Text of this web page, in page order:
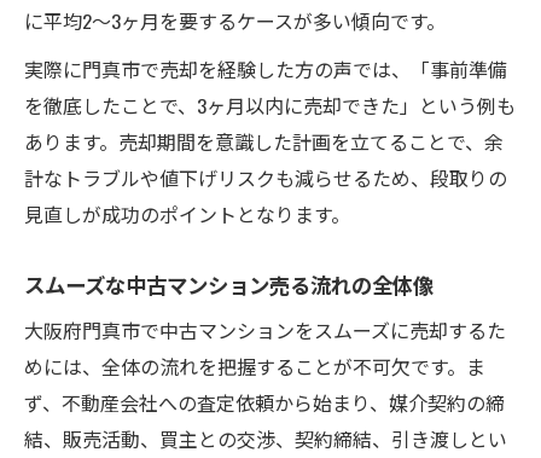
に平均2〜3ヶ月を要するケースが多い傾向です。
実際に門真市で売却を経験した方の声では、「事前準備
を徹底したことで、3ヶ月以内に売却できた」という例も
あります。売却期間を意識した計画を立てることで、余
計なトラブルや値下げリスクも減らせるため、段取りの
見直しが成功のポイントとなります。
スムーズな中古マンション売る流れの全体像
大阪府門真市で中古マンションをスムーズに売却するた
めには、全体の流れを把握することが不可欠です。ま
ず、不動産会社への査定依頼から始まり、媒介契約の締
結、販売活動、買主との交渉、契約締結、引き渡しとい